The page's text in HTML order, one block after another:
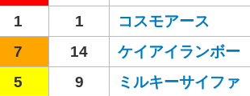
1 1 コスモアース
7 14 ケイアイランボー
5 9 ミルキーサイファ